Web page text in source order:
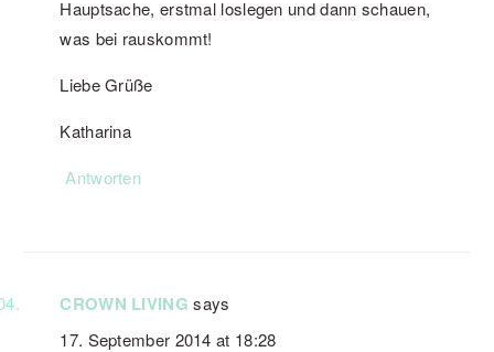
Hauptsache, erstmal loslegen und dann schauen,
was bei rauskommt!
Liebe Grüße
Katharina
Antworten
CROWN LIVING says
17. September 2014 at 18:28